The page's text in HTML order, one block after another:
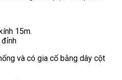
15m.
đỉnh
và có gia cố bằng dây cột